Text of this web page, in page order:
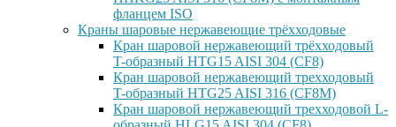
фланцем ISO
Краны шаровые нержавеющие трёхходовые
Кран шаровой нержавеющий трёхходовый
T-образный HTG15 AISI 304 (CF8)
Кран шаровой нержавеющий трехходовый
T-образный HTG25 AISI 316 (CF8M)
Кран шаровой нержавеющий трехходовой L-